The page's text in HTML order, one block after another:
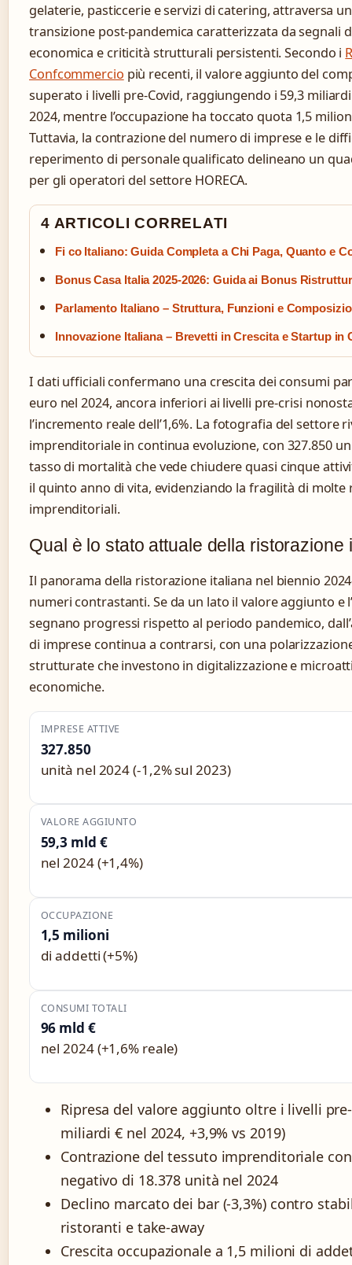
gelaterie, pasticcerie e servizi di catering, attraversa
transizione post-pandemica caratterizzata da segnali
economica e criticità strutturali persistenti. Secondo i
Confcommercio più recenti, il valore aggiunto del
superato i livelli pre-Covid, raggiungendo i 59,3
2024, mentre l’occupazione ha toccato quota 1,5
Tuttavia, la contrazione del numero di imprese e le
reperimento di personale qualificato delineano un
per gli operatori del settore HORECA.
4 ARTICOLI CORRELATI
Fi co Italiano: Guida Completa a Chi Paga, Quanto e
Bonus Casa Italia 2025-2026: Guida ai Bonus
Parlamento Italiano – Struttura, Funzioni e
Innovazione Italiana – Brevetti in Crescita e Startup in
I dati ufficiali confermano una crescita dei consumi
euro nel 2024, ancora inferiori ai livelli pre-crisi
l’incremento reale dell’1,6%. La fotografia del settore
imprenditoriale in continua evoluzione, con 327.850
tasso di mortalità che vede chiudere quasi cinque
il quinto anno di vita, evidenziando la fragilità di molte
imprenditoriali.
Qual è lo stato attuale della ristorazione
Il panorama della ristorazione italiana nel biennio
numeri contrastanti. Se da un lato il valore aggiunto e
segnano progressi rispetto al periodo pandemico,
di imprese continua a contrarsi, con una
strutturate che investono in digitalizzazione e
economiche.
IMPRESE ATTIVE
327.850
unità nel 2024 (-1,2% sul 2023)
VALORE AGGIUNTO
59,3 mld €
nel 2024 (+1,4%)
OCCUPAZIONE
1,5 milioni
di addetti (+5%)
CONSUMI TOTALI
96 mld €
nel 2024 (+1,6% reale)
Ripresa del valore aggiunto oltre i livelli
miliardi € nel 2024, +3,9% vs 2019)
Contrazione del tessuto imprenditoriale
negativo di 18.378 unità nel 2024
Declino marcato dei bar (-3,3%) contro
ristoranti e take-away
Crescita occupazionale a 1,5 milioni di